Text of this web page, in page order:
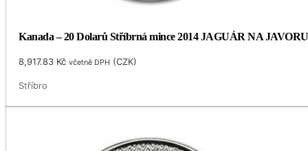
Kanada – 20 Dolarů Stříbrná mince 2014 JAGUÁR NA
8,917.83 Kč včetně DPH (CZK)
Stříbro